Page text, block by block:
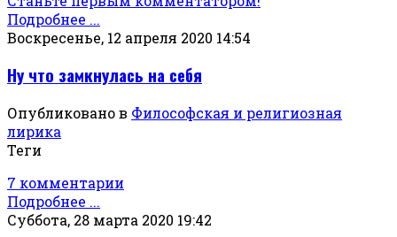
Подробнее ...
Воскресенье, 12 апреля 2020 14:54
Ну что замкнулась на себя
Опубликовано в Философская и религиозная
лирика
Теги
7 комментарии
Подробнее ...
Суббота, 28 марта 2020 19:42